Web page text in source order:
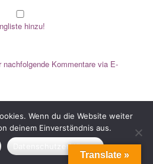
& nichts verpassen!
Erfahre mehr in unserer
hinzu!
Kommentare via E-
Beiträge via E-Mail.
um Spam zu reduzieren.
Translate »
Wenn du die Website weiter
deinem Einverständnis aus.
Datenschutzerklärung